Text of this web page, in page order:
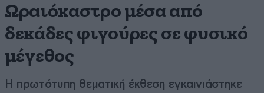
Ωραιόκαστρο μέσα από
δεκάδες φιγούρες σε φυσικό
μέγεθος
Η πρωτότυπη θεματική έκθεση εγκαινιάστηκε